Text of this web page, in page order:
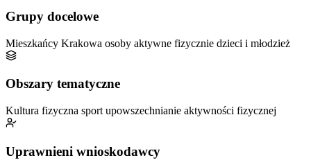
Grupy docelowe
Mieszkańcy Krakowa osoby aktywne fizycznie dzieci i młodzież
Obszary tematyczne
Kultura fizyczna sport upowszechnianie aktywności fizycznej
Uprawnieni wnioskodawcy